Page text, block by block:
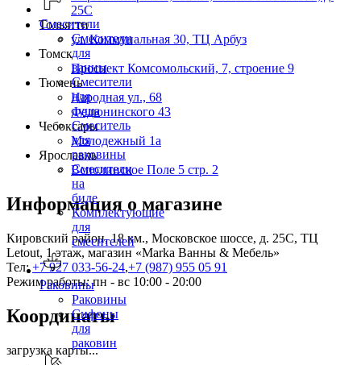
Смесители
Смесители
для
ванны
Смесители
для
душа
Смеситель
для
раковины
Смесители
на
биде
Комплектующие
для
смесителей
Раковины
Раковины
Сифоны
для
раковин
25С
Тольятти
ул. Коммунальная 30, ТЦ Арбуз
Томск
Проспект Комсомольский, 7, строение 9
Тюмень
Народная ул., 68
Федюнинского 43
Чебоксары
Молодежный 1а
Ярославль
Всполинское Поле 5 стр. 2
Информация о магазине
Кировский район, 18 км., Московское шоссе, д. 25С, ТЦ
Letout, 1 этаж, магазин «Marka Ванны & Мебель»
Тел:+7 927 033-56-24,+7 (987) 955 05 91
Режим работы: пн - вс 10:00 - 20:00
Координаты
загрузка карты...